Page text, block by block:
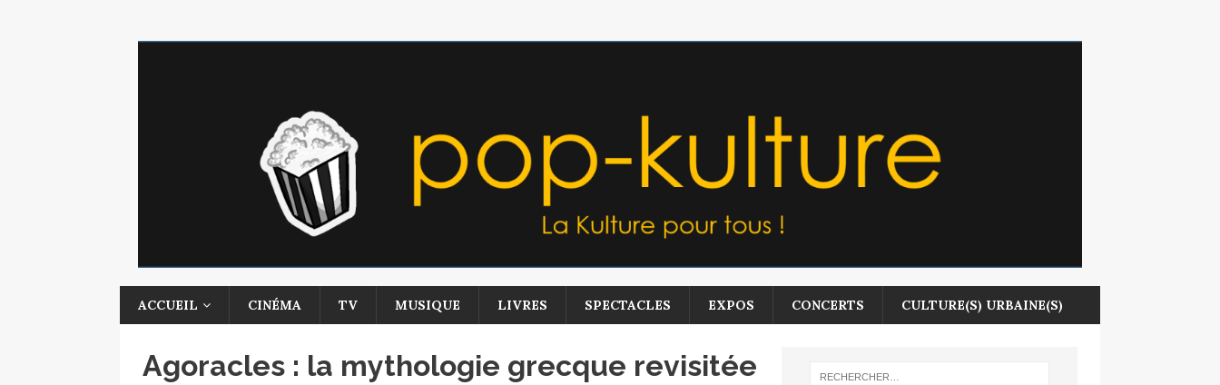
ACCUEIL CINÉMA TV MUSIQUE LIVRES SPECTACLES EXPOS CONCERTS CULTURE(S) URBAINE(S)
Agoracles : la mythologie grecque revisitée